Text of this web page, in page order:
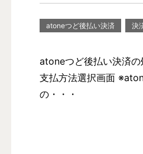
atoneつど後払い決済 決
atoneつど後払い決済
支払方法選択画面
の・・・